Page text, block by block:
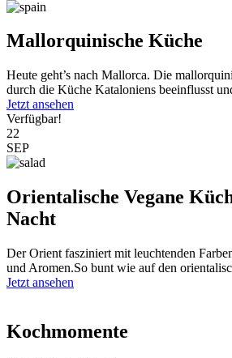
Mallorquinische Küche
Heute geht’s nach Mallorca. Die
durch die Küche Kataloniens beeinflusst
Jetzt ansehen
Verfügbar!
22
SEP
Orientalische Vegane
Nacht
Der Orient fasziniert mit leuchtenden
und Aromen.So bunt wie auf den
Jetzt ansehen
Kochmomente